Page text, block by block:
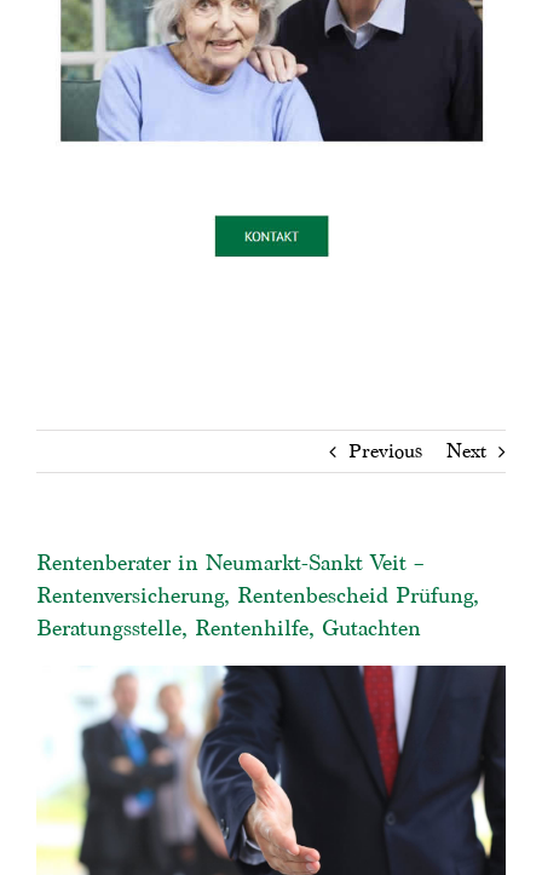
Previous Next
Rentenberater in Neumarkt-Sankt Veit –
Rentenversicherung, Rentenbescheid Prüfung,
Beratungsstelle, Rentenhilfe, Gutachten